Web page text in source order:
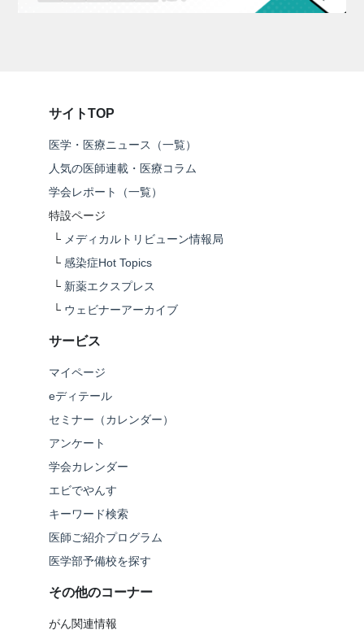
サイトTOP
医学・医療ニュース（一覧）
人気の医師連載・医療コラム
学会レポート（一覧）
特設ページ
└ メディカルトリビューン情報局
└ 感染症Hot Topics
└ 新薬エクスプレス
└ ウェビナーアーカイブ
サービス
マイページ
eディテール
セミナー（カレンダー）
アンケート
学会カレンダー
エビでやんす
キーワード検索
医師ご紹介プログラム
医学部予備校を探す
その他のコーナー
がん関連情報